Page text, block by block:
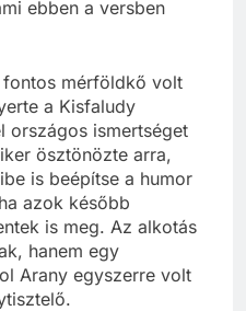
ebben a versben
fontos mérföldkő volt
a Kisfaludy
országos ismertséget
ösztönözte arra,
is beépítse a humor
azok később
is meg. Az alkotás
hanem egy
Arany egyszerre volt